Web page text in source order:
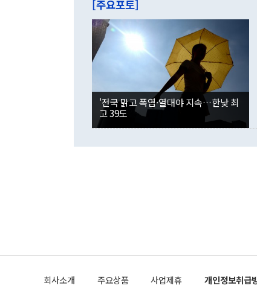
이 9월
며 "정
은 "그것
잘랐다.
않았다는
사합의
권이라는
뒤 "여기
부의 한
를 거쳐
련 부처
하고 대
이나 미
공하는
였던 올
인의 해
각각 증
국인의
감소하
경신했
분기 말
다. 내국
다.
[주요포토]
'전국 맑고 폭염·열대야 지속…한낮 최
고 39도
회사소개 주요상품 사업제휴 개인정보취급